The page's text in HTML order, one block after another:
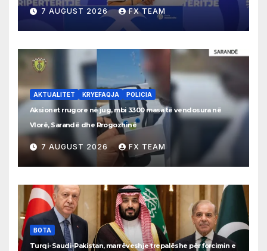
7 AUGUST 2026 FX TEAM
AKTUALITET KRYEFAQJA POLICIA
Aksionet rrugore në jug, mbi 3300 masa të vendosura në
Vlorë, Sarandë dhe Rrogozhinë
7 AUGUST 2026 FX TEAM
BOTA
Turqi-Saudi-Pakistan, marrëveshje trepalëshe për forcimin e